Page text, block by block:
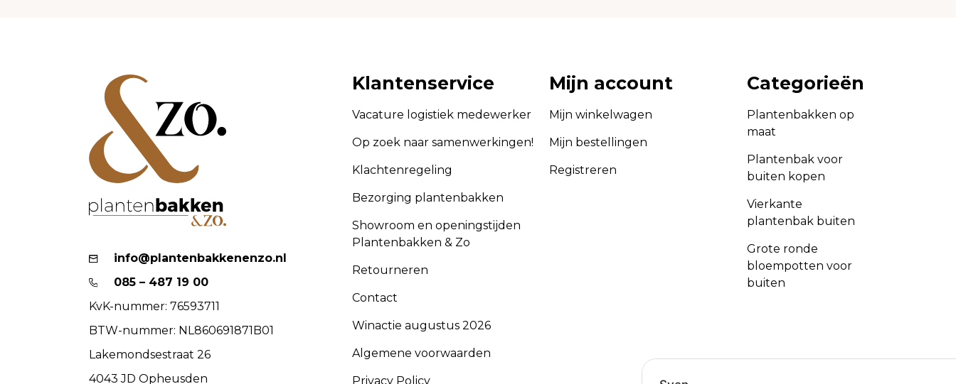
info@plantenbakkenenzo.nl
085 – 487 19 00
KvK-nummer: 76593711
BTW-nummer: NL860691871B01
Lakemondsestraat 26
4043 JD Opheusden
Klantenservice
Vacature logistiek medewerker
Op zoek naar samenwerkingen!
Klachtenregeling
Bezorging plantenbakken
Showroom en openingstijden
Plantenbakken & Zo
Retourneren
Contact
Winactie augustus 2026
Algemene voorwaarden
Privacy Policy
Mijn account
Mijn winkelwagen
Mijn bestellingen
Registreren
Categorieën
Plantenbakken op
maat
Plantenbak voor
buiten kopen
Vierkante
plantenbak buiten
Grote ronde
bloempotten voor
buiten